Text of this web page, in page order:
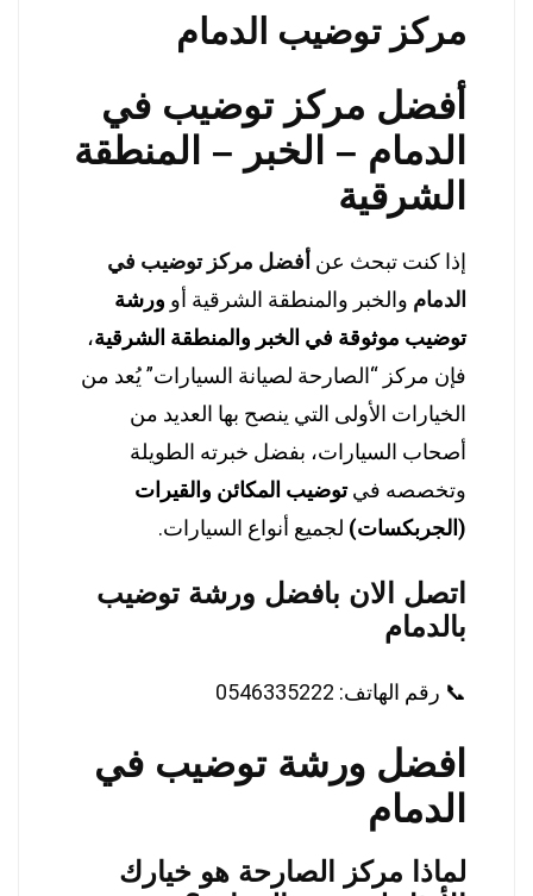
مركز توضيب الدمام
أفضل مركز توضيب في
الدمام – الخبر – المنطقة
الشرقية
إذا كنت تبحث عن أفضل مركز توضيب في
الدمام والخبر والمنطقة الشرقية أو ورشة
توضيب موثوقة في الخبر والمنطقة الشرقية،
فإن مركز “الصارحة لصيانة السيارات” يُعد من
الخيارات الأولى التي ينصح بها العديد من
أصحاب السيارات، بفضل خبرته الطويلة
وتخصصه فيتوضيب المكائن والقيرات
(الجربكسات) لجميع أنواع السيارات.
اتصل الان بافضل ورشة توضيب
بالدمام
📞 رقم الهاتف: 0546335222
افضل ورشة توضيب في
الدمام
لماذا مركز الصارحة هو خيارك